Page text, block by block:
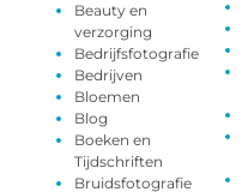
Beauty en
verzorging
Bedrijfsfotografie
Bedrijven
Bloemen
Blog
Boeken en
Tijdschriften
Bruidsfotografie